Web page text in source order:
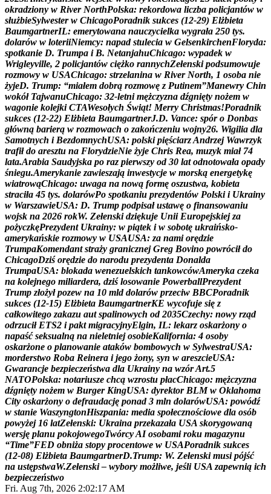
okradziony w River NorthPolska: rekordowa liczba policjantów w
służbieSylwester w ChicagoPoradnik sukces (12-29) Elżbieta
BaumgartnerIL: emerytowana nauczycielka wygrała 250 tys.
dolarów w loteriiNiemcy: napad stulecia w GelsenkirchenFloryda:
spotkanie D. Trumpa i B. NetanjahuChicago: wypadek w
Wrigleyville, 2 policjantów ciężko rannychZełenski podsumowuje
rozmowy w USAChicago: strzelanina w River North, 1 osoba nie
żyjeD. Trump: “miałem dobrą rozmowę z Putinem”Manewry Chin
wokół TajwanuChicago: 32-letni mężczyzna dźgnięty nożem w
wagonie kolejki CTAWesołych Świąt! Merry Christmas!Poradnik
sukces (12-22) Elżbieta BaumgartnerJ.D. Vance: spór o Donbas
główną barierą w rozmowach o zakończeniu wojny26. Wigilia dla
Samotnych i BezdomnychUSA: polski pięściarzAndrzej Wawrzyk
trafił do aresztu na FlorydzieNie żyje Chris Rea, muzyk miał 74
lata.Arabia Saudyjska po raz pierwszy od 30 lat odnotowała opady
śniegu.Amerykanie zawieszają inwestycje w morską energetykę
wiatrowąChicago: uwaga na nową formę oszustwa, kobieta
straciła 45 tys. dolarówPo spotkaniu prezydentów Polski i Ukrainy
w WarszawieUSA: D. Trump podpisał ustawę o finansowaniu
wojsk na 2026 rokW. Zełenski dziękuje Unii Europejskiej za
pożyczkęPrezydent Ukrainy: w piątek i w sobotę ukraińsko-
amerykańskie rozmowy w USAUSA: za nami orędzie
TrumpaKomendant straży granicznej Greg Bovino powrócił do
ChicagoDziś orędzie do narodu prezydenta Donalda
TrumpaUSA: blokada wenezuelskich tankowcówAmeryka czeka
na kolejnego miliardera, dziś losowanie PowerballPrezydent
Trump złożył pozew na 10 mld dolarów przeciw BBCPoradnik
sukces (12-15) Elżbieta BaumgartnerKE wycofuje się z
całkowitego zakazu aut spalinowych od 2035Czechy: nowy rząd
odrzucił ETS2 i pakt migracyjnyElgin, IL: lekarz oskarżony o
napaść seksualną na nieletniej osobieKalifornia: 4 osoby
oskarżone o planowanie ataków bombowych w SylwestraUSA:
morderstwo Roba Reinera i jego żony, syn w areszcieUSA:
Gwarancje bezpieczeństwa dla Ukrainy na wzórArt.5
NATOPolska: notariusze chcą wzrostu płacChicago: mężczyzna
dźgnięty nożem w Burger KingUSA: dyrektor BLM w Oklahoma
City oskarżony o defraudację ponad 3 mln dolarówUSA: powódź
w stanie WaszyngtonHiszpania: media społecznościowe dla osób
powyżej 16 latZełenski: Ukraina przekazała USA skorygowaną
wersję planu pokojowegoTwórcyAI osobami roku magazynu
“Time”FED obniża stopy procentowe w USAPoradnik sukces
(12-08) Elżbieta BaumgartnerD.Trump: W. Zełenski musi pójść
na ustępstwaW.Zełenski – wybory możliwe, jeśli USA zapewnią ich
bezpieczeństwo
Fri. Aug 7th, 2026 2:02:18 AM